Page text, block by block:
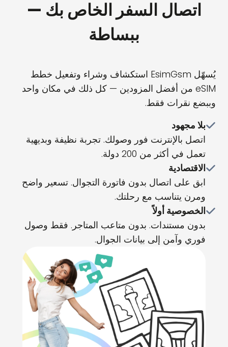
اتصال السفر الخاص بك —
ببساطة
يُسهّل EsimGsm استكشاف وشراء وتفعيل خطط
eSIM من أفضل المزودين — كل ذلك في مكان واحد
وببضع نقرات فقط.
بلا مجهود
اتصل بالإنترنت فور وصولك. تجربة نظيفة وبديهية
تعمل في أكثر من 200 دولة.
الاقتصادية
ابق على اتصال بدون فاتورة التجوال. تسعير واضح
ومرن يتناسب مع رحلتك.
الخصوصية أولاً
بدون مستندات. بدون متاعب المتاجر. فقط وصول
فوري وآمن إلى بيانات الجوال.